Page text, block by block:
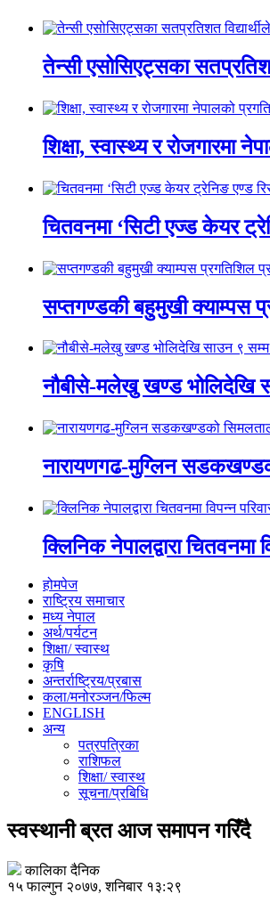
तेन्सी एसोसिएट्सका
शिक्षा, स्वास्थ्य र रोजगारमा
चितवनमा ‘सिटी एज्ड केयर
सप्तगण्डकी बहुमुखी क्याम्पस
नौबीसे-मलेखु खण्ड भोलिदेखि
नारायणगढ-मुग्लिन
क्लिनिक नेपालद्वारा चितवनमा
होमपेज
राष्ट्रिय समाचार
मध्य नेपाल
अर्थ/पर्यटन
शिक्षा/ स्वास्थ
कृषि
अन्तर्राष्ट्रिय/प्रबास
कला/मनोरञ्जन/फिल्म
ENGLISH
अन्य
पत्रपत्रिका
राशिफल
शिक्षा/ स्वास्थ
सूचना/प्रबिधि
स्वस्थानी ब्रत आज समापन गरिँदै
कालिका दैनिक
१५ फाल्गुन २०७७, शनिबार १३:२९